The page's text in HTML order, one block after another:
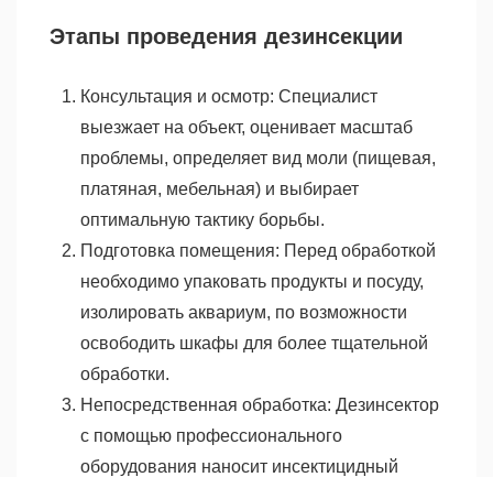
Этапы проведения дезинсекции
Консультация и осмотр: Специалист
выезжает на объект, оценивает масштаб
проблемы, определяет вид моли (пищевая,
платяная, мебельная) и выбирает
оптимальную тактику борьбы.
Подготовка помещения: Перед обработкой
необходимо упаковать продукты и посуду,
изолировать аквариум, по возможности
освободить шкафы для более тщательной
обработки.
Непосредственная обработка: Дезинсектор
с помощью профессионального
оборудования наносит инсектицидный